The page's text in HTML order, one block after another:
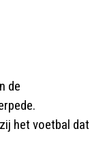
de
het voetbal dat